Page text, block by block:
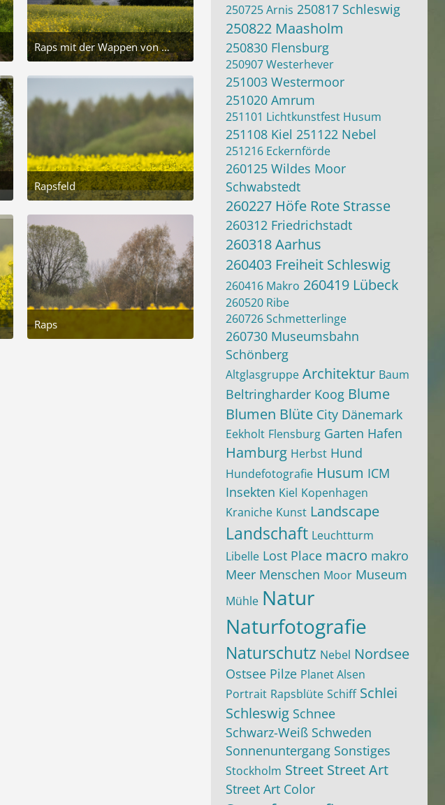
Raps mit der Wappen von Schleswig
20. Mai 2025 um 05:12
8
Rapsfeld
2. Mai 2025 um 10:28
5
Raps
2. Mai 2025 um 10:28
250725 Arnis 250817 Schleswig
250822 Maasholm
250830 Flensburg
250907 Westerhever
251003 Westermoor
251020 Amrum
251101 Lichtkunstfest Husum
251108 Kiel 251122 Nebel
251216 Eckernförde
260125 Wildes Moor
Schwabstedt
260227 Höfe Rote Strasse
260312 Friedrichstadt
260318 Aarhus
260403 Freiheit Schleswig
260416 Makro 260419 Lübeck
260520 Ribe
260726 Schmetterlinge
260730 Museumsbahn
Schönberg
Altglasgruppe Architektur Baum
Beltringharder Koog Blume
Blumen Blüte City Dänemark
Eekholt Flensburg Garten Hafen
Hamburg Herbst Hund
Hundefotografie Husum ICM
Insekten Kiel Kopenhagen
Kraniche Kunst Landscape
Landschaft Leuchtturm
Libelle Lost Place macro makro
Meer Menschen Moor Museum
Mühle Natur
Naturfotografie
Naturschutz Nebel Nordsee
Ostsee Pilze Planet Alsen
Portrait Rapsblüte Schiff Schlei
Schleswig Schnee
Schwarz-Weiß Schweden
Sonnenuntergang Sonstiges
Stockholm Street Street Art
Street Art Color